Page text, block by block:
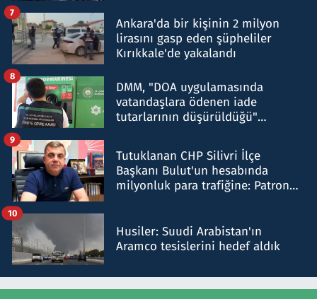
Ankara'da bir kişinin 2 milyon
lirasını gasp eden şüpheliler
Kırıkkale'de yakalandı
7
DMM, "DOA uygulamasında
vatandaşlara ödenen iade
tutarlarının düşürüldüğü"
8
Tutuklanan CHP Silivri İlçe
Başkanı Bulut'un hesabında
milyonluk para trafiğine: Patron
9
Husiler: Suudi Arabistan'ın
Aramco tesislerini hedef aldık
10